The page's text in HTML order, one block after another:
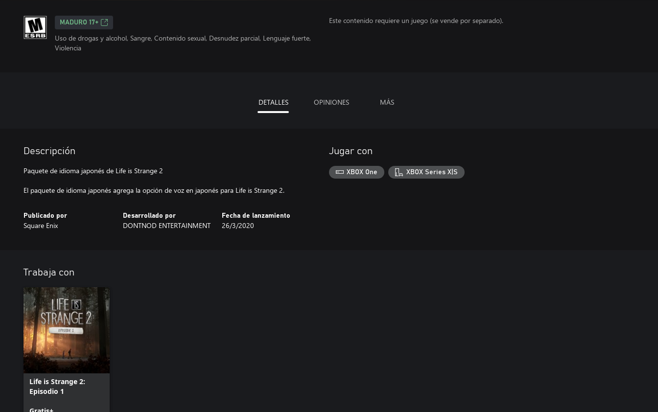
MADURO 17+
Uso de drogas y alcohol, Sangre, Contenido sexual, Desnudez parcial, Lenguaje fuerte,
Violencia
Este contenido requiere un juego (se vende por separado).
DETALLES OPINIONES MÁS
Descripción
Paquete de idioma japonés de Life is Strange 2
El paquete de idioma japonés agrega la opción de voz en japonés para Life is Strange 2.
Publicado por
Square Enix
Desarrollado por
DONTNOD ENTERTAINMENT
Fecha de lanzamiento
26/3/2020
Jugar con
XBOX One XBOX Series X|S
Trabaja con
Life is Strange 2:
Episodio 1